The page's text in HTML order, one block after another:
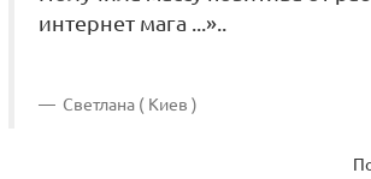
интернет мага ...»..
Светлана ( Киев )